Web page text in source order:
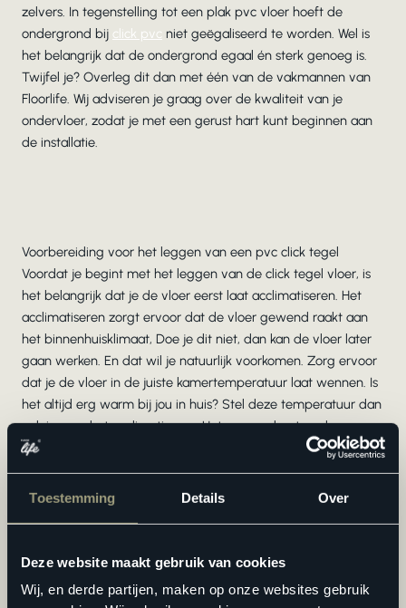
Toestemming Details Over
Deze website maakt gebruik van cookies
Wij, en derde partijen, maken op onze websites gebruik
zelvers. In tegenstelling tot een plak pvc vloer hoeft de
ondergrond bij click pvc niet geëgaliseerd te worden. Wel is
het belangrijk dat de ondergrond egaal én sterk genoeg is.
Twijfel je? Overleg dit dan met één van de vakmannen van
Floorlife. Wij adviseren je graag over de kwaliteit van je
ondervloer, zodat je met een gerust hart kunt beginnen aan
de installatie.
Voorbereiding voor het leggen van een pvc click tegel
Voordat je begint met het leggen van de click tegel vloer, is
het belangrijk dat je de vloer eerst laat acclimatiseren. Het
acclimatiseren zorgt ervoor dat de vloer gewend raakt aan
het binnenhuisklimaat, Doe je dit niet, dan kan de vloer later
gaan werken. En dat wil je natuurlijk voorkomen. Zorg ervoor
dat je de vloer in de juiste kamertemperatuur laat wennen. Is
het altijd erg warm bij jou in huis? Stel deze temperatuur dan
ook in voor het acclimatiseren. Het proces duurt vaak
minstens 48 uur.
Zorg voor een schone ondergrond
te beginnen met het leggen van de vloer. Daarvoor is het